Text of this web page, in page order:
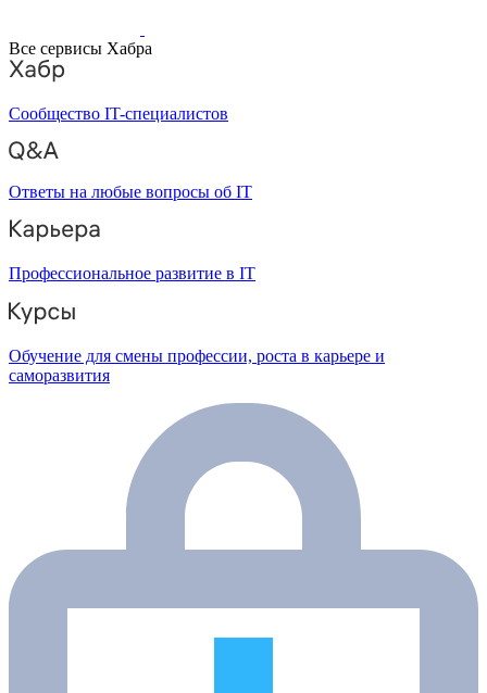
Все сервисы Хабра
Сообщество IT-специалистов
Ответы на любые вопросы об IT
Профессиональное развитие в IT
Обучение для смены профессии, роста в карьере и
саморазвития